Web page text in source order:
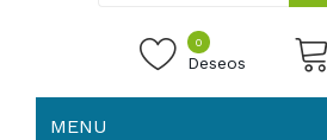
0
Deseos
MENU